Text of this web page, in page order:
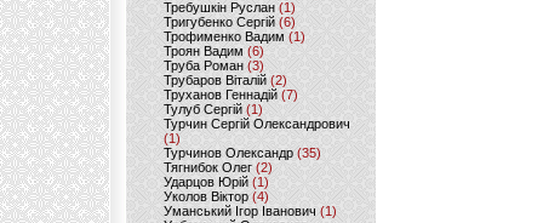
Требушкін Руслан (1)
Тригубенко Сергій(6)
Трофименко Вадим (1)
Троян Вадим (6)
Труба Роман(3)
Трубаров Віталій (2)
Труханов Геннадій (7)
Тулуб Сергій(1)
Турчин Сергій Олександрович
(1)
Турчинов Олександр(35)
Тягнибок Олег (2)
Ударцов Юрій (1)
Уколов Віктор(4)
Уманський Ігор Іванович(1)